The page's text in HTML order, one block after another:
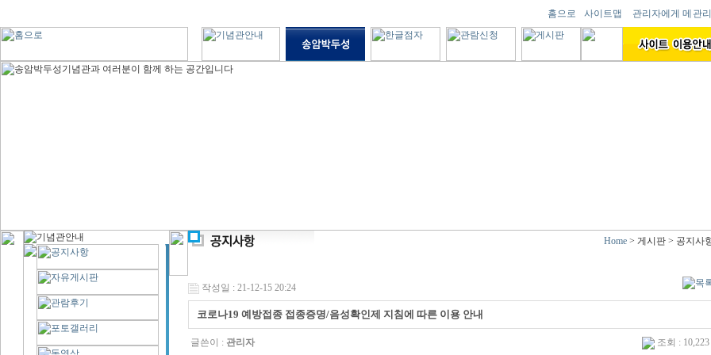
Home > 게시판 > 공지사
작성일 : 21-12-15 20:24
코로나19 예방접종 접종증명/음성확인제 지침에 따른 이용 안내
글쓴이 : 관리자 조회 :